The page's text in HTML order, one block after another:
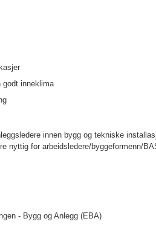
godt inneklima
innen bygg og tekniske
arbeidsledere/byggeformenn/BAS
- Bygg og Anlegg (EBA)